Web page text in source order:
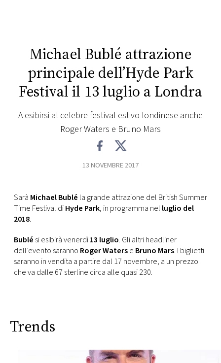
PRINCIPATO
MONACO
Michael Bublé attrazione
principale dell’Hyde Park
Festival il 13 luglio a Londra
A esibirsi al celebre festival estivo londinese anche
Roger Waters e Bruno Mars
13 NOVEMBRE 2017
Sarà Michael Bublé la grande attrazione del British Summer
Time Festival diHyde Park, in programma nel luglio del
2018.
Bublé si esibirà venerdì13 luglio. Gli altri headliner
dell’evento saranno Roger Waterse Bruno Mars. I biglietti
saranno in vendita a partire dal 17 novembre, a un prezzo
che va dalle 67 sterline circa alle quasi 230.
Trends